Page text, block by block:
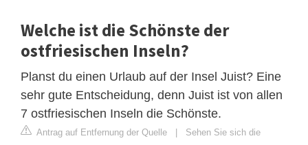
Welche ist die Schönste der
ostfriesischen Inseln?
Planst du einen Urlaub auf der Insel Juist? Eine
sehr gute Entscheidung, denn Juist ist von allen
7 ostfriesischen Inseln die Schönste.
Antrag auf Entfernung der Quelle | Sehen Sie sich die